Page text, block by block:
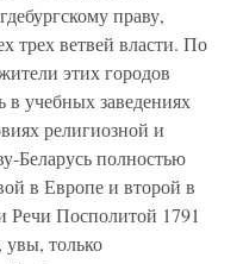
праву,
трех ветвей власти. По
этих городов
учебных заведениях
религиозной и
Беларусь полностью
в Европе и второй в
Посполитой 1791
увы, только